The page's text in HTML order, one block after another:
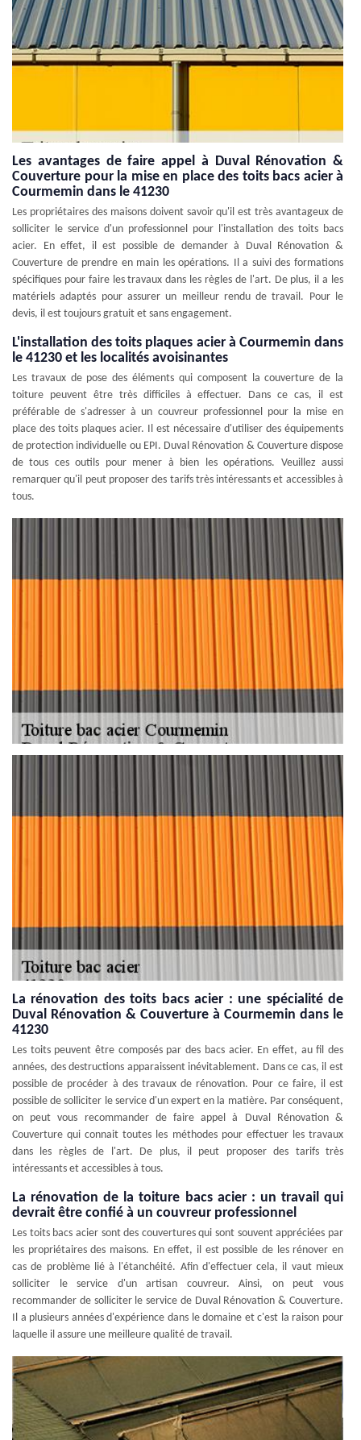
Les avantages de faire appel à Duval Rénovation &
Couverture pour la mise en place des toits bacs acier à
Courmemin dans le 41230
Les propriétaires des maisons doivent savoir qu'il est très avantageux de
solliciter le service d'un professionnel pour l'installation des toits bacs
acier. En effet, il est possible de demander à Duval Rénovation &
Couverture de prendre en main les opérations. Il a suivi des formations
spécifiques pour faire les travaux dans les règles de l'art. De plus, il a les
matériels adaptés pour assurer un meilleur rendu de travail. Pour le
devis, il est toujours gratuit et sans engagement.
L'installation des toits plaques acier à Courmemin dans
le 41230 et les localités avoisinantes
Les travaux de pose des éléments qui composent la couverture de la
toiture peuvent être très difficiles à effectuer. Dans ce cas, il est
préférable de s'adresser à un couvreur professionnel pour la mise en
place des toits plaques acier. Il est nécessaire d'utiliser des équipements
de protection individuelle ou EPI. Duval Rénovation & Couverture dispose
de tous ces outils pour mener à bien les opérations. Veuillez aussi
remarquer qu'il peut proposer des tarifs très intéressants et accessibles à
tous.
La rénovation des toits bacs acier : une spécialité de
Duval Rénovation & Couverture à Courmemin dans le
41230
Les toits peuvent être composés par des bacs acier. En effet, au fil des
années, des destructions apparaissent inévitablement. Dans ce cas, il est
possible de procéder à des travaux de rénovation. Pour ce faire, il est
possible de solliciter le service d'un expert en la matière. Par conséquent,
on peut vous recommander de faire appel à Duval Rénovation &
Couverture qui connait toutes les méthodes pour effectuer les travaux
dans les règles de l'art. De plus, il peut proposer des tarifs très
intéressants et accessibles à tous.
La rénovation de la toiture bacs acier : un travail qui
devrait être confié à un couvreur professionnel
Les toits bacs acier sont des couvertures qui sont souvent appréciées par
les propriétaires des maisons. En effet, il est possible de les rénover en
cas de problème lié à l'étanchéité. Afin d'effectuer cela, il vaut mieux
solliciter le service d'un artisan couvreur. Ainsi, on peut vous
recommander de solliciter le service de Duval Rénovation & Couverture.
Il a plusieurs années d'expérience dans le domaine et c'est la raison pour
laquelle il assure une meilleure qualité de travail.